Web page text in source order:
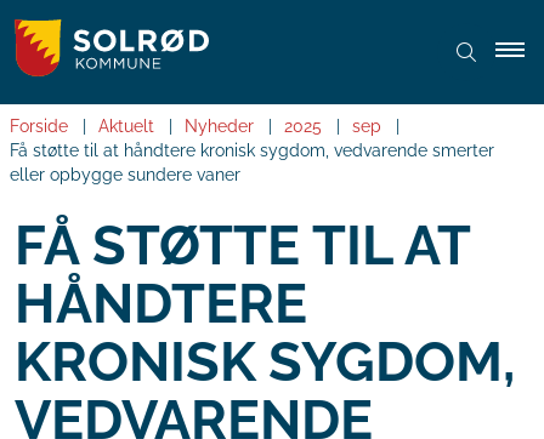
Forside Aktuelt Nyheder 2025
sep
Få støtte til at håndtere kronisk sygdom, vedvarende smerter
eller opbygge sundere vaner
FÅ STØTTE TIL AT
HÅNDTERE
KRONISK SYGDOM,
VEDVARENDE